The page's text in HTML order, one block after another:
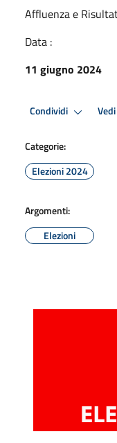
Affluenza e
Data :
11 giugno 2024
Condividi
Categorie:
Elezioni 2024
Argomenti:
Elezioni